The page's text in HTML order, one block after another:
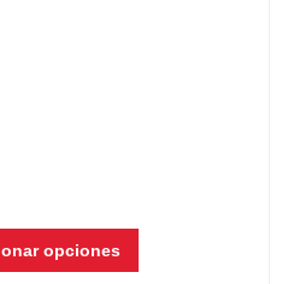
opciones